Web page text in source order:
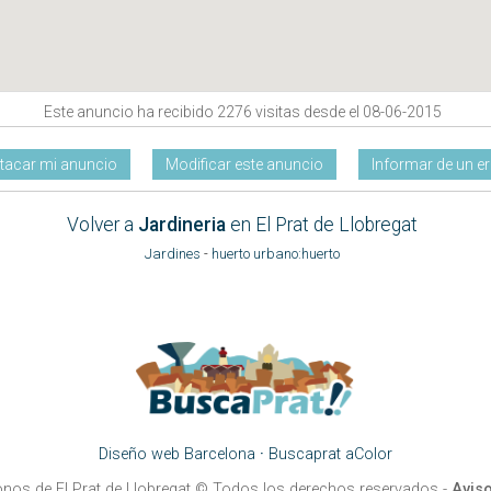
Este anuncio ha recibido 2276 visitas desde el 08-06-2015
mi anuncio Modificar este anuncio Informar de un
Volver a Jardineria en El Prat de Llobregat
Jardines - huerto urbano:huerto
Diseño web Barcelona · Buscaprat aColor